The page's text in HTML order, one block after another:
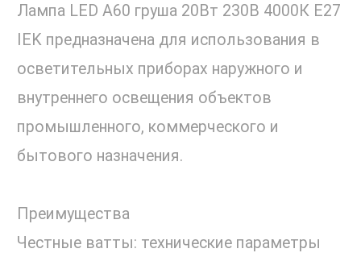
Лампа LED A60 груша 20Вт 230В 4000К E27
IEK предназначена для использования в
осветительных приборах наружного и
внутреннего освещения объектов
промышленного, коммерческого и
бытового назначения.
Преимущества
Честные ватты: технические параметры